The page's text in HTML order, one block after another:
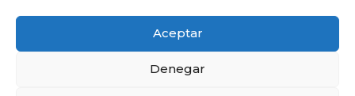
Aceptar
Denegar
El CACM respalda el acuerdo entre la